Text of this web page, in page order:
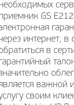
GS
интернет, в
в
важной
своим